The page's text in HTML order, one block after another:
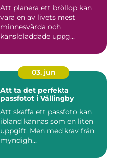
Att planera ett bröllop kan
vara en av livets mest
minnesvärda och
känsloladdade uppg...
03. jun
Att ta det perfekta
passfotot i Vällingby
Att skaffa ett passfoto kan
ibland kännas som en liten
uppgift. Men med krav från
myndigh...